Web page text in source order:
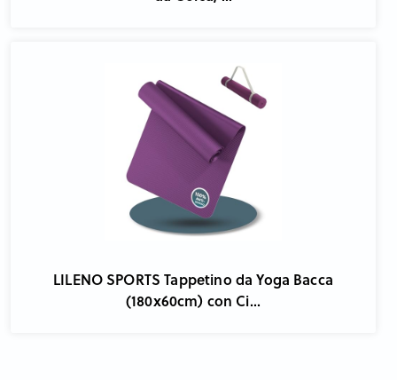
LILENO SPORTS Tappetino da Yoga Bacca
(180x60cm) con Ci...